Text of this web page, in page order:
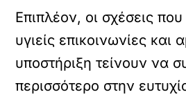
Επιπλέον, οι σχέσεις
υγιείς επικοινωνίες και
υποστήριξη τείνουν να
περισσότερο στην